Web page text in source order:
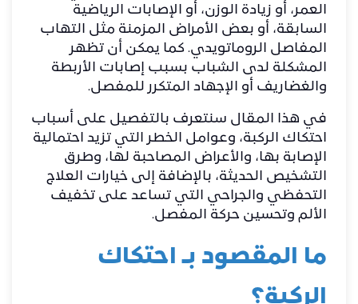
العمر، أو زيادة الوزن، أو الإصابات الرياضية
السابقة، أو بعض الأمراض المزمنة مثل التهاب
المفاصل الروماتويدي. كما يمكن أن تظهر
المشكلة لدى الشباب بسبب إصابات الأربطة
والغضاريف أو الإجهاد المتكرر للمفصل.
في هذا المقال سنتعرف بالتفصيل على أسباب
احتكاك الركبة، وعوامل الخطر التي تزيد احتمالية
الإصابة بها، والأعراض المصاحبة لها، وطرق
التشخيص الحديثة، بالإضافة إلى خيارات العلاج
التحفظي والجراحي التي تساعد على تخفيف
الألم وتحسين حركة المفصل.
ما المقصود بـ احتكاك
الركبة؟